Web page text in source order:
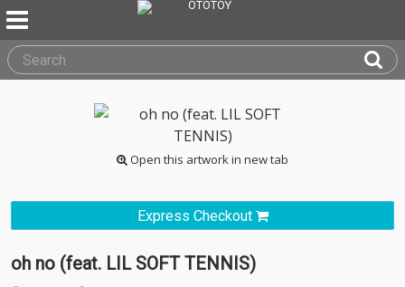
Open this artwork in new tab
Express Checkout
oh no (feat. LIL SOFT TENNIS)